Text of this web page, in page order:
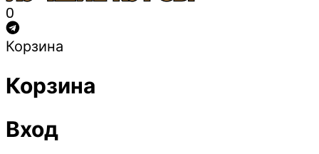
0
Корзина
Корзина
Вход